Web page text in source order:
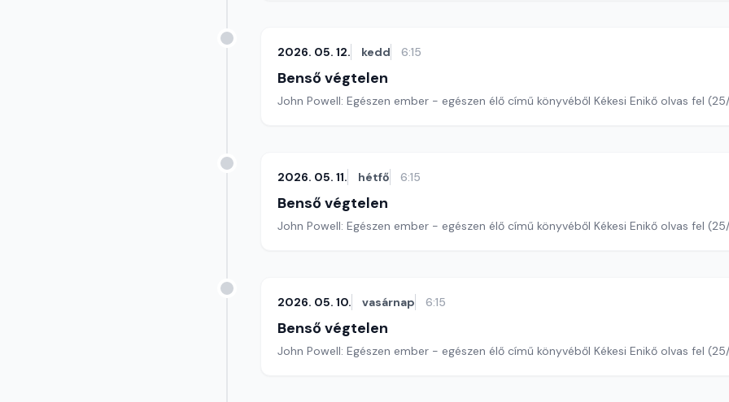
2026. 05. 12. kedd 6:15
Benső végtelen
John Powell: Egészen ember - egészen élő című könyvéből Kékesi Enikő olvas fel
2026. 05. 11. hétfő 6:15
Benső végtelen
John Powell: Egészen ember - egészen élő című könyvéből Kékesi Enikő olvas fel
2026. 05. 10. vasárnap 6:15
Benső végtelen
John Powell: Egészen ember - egészen élő című könyvéből Kékesi Enikő olvas fel